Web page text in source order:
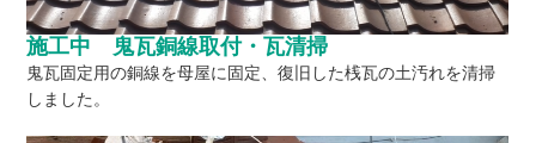
施工中 鬼瓦銅線取付・瓦清掃
鬼瓦固定用の銅線を母屋に固定、復旧した桟瓦の土汚れを清掃
しました。